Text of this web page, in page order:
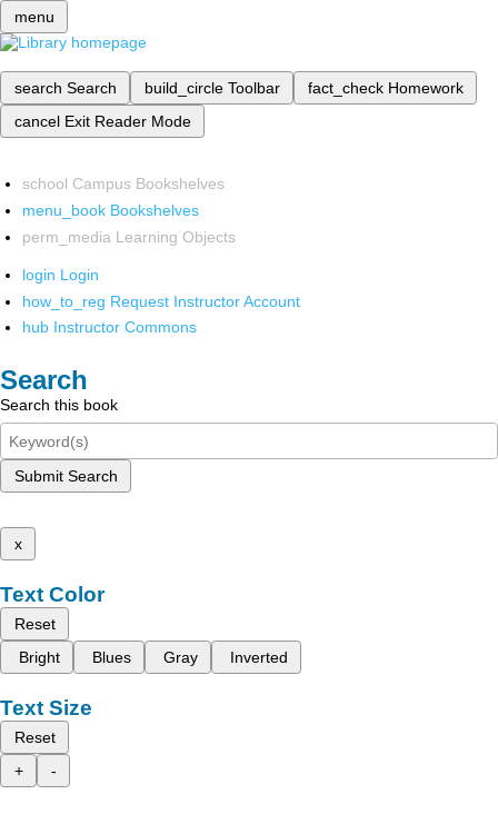
menu
search Search build_circle Toolbar fact_check Homework
cancel Exit Reader Mode
school Campus Bookshelves
menu_book Bookshelves
perm_media Learning Objects
login Login
how_to_reg Request Instructor Account
hub Instructor Commons
Search
Search this book
Submit Search
x
Text Color
Reset
Bright
Blues Gray Inverted
Text Size
Reset
+
-